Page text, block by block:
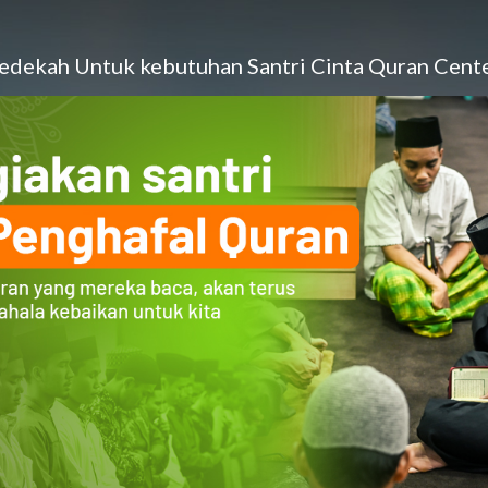
Untuk kebutuhan Santri Cinta Quran